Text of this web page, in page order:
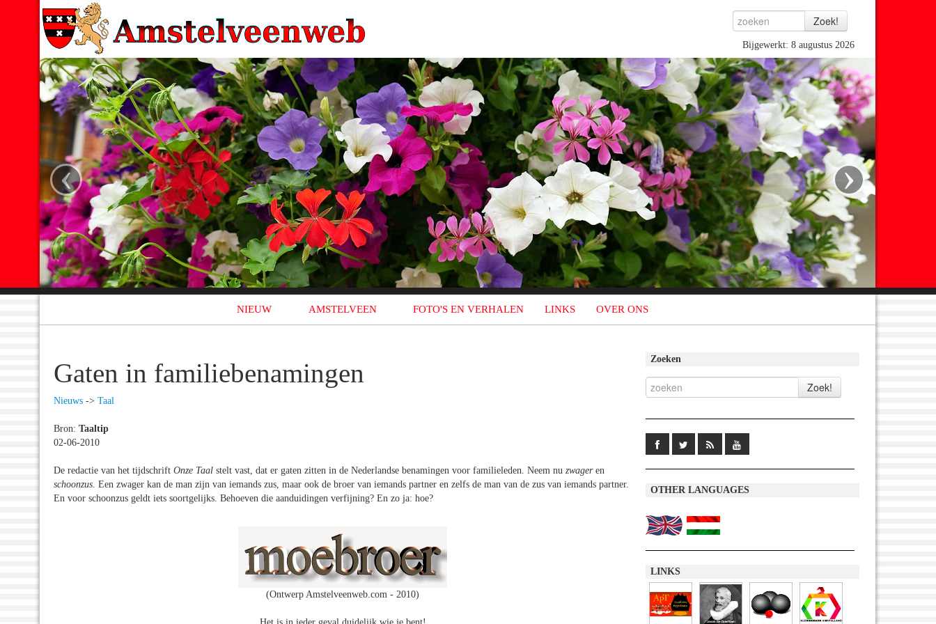
Bijgewerkt: 8 augustus 2026
‹ ›
NIEUW AMSTELVEEN FOTO'S EN VERHALEN LINKS OVER ONS
Gaten in familiebenamingen
Nieuws -> Taal
Bron: Taaltip
02-06-2010
De redactie van het tijdschrift Onze Taal stelt vast, dat er gaten zitten in de Nederlandse benamingen voor familieleden. Neem nu zwageren
schoonzus . Een zwager kan de man zijn van iemands zus, maar ook de broer van iemands partner en zelfs de man van de zus van iemands partner.
En voor schoonzus geldt iets soortgelijks. Behoeven die aanduidingen verfijning? En zo ja: hoe?
(Ontwerp Amstelveenweb.com - 2010)
Het is in ieder geval duidelijk wie je bent!
Zoeken
OTHER LANGUAGES
LINKS